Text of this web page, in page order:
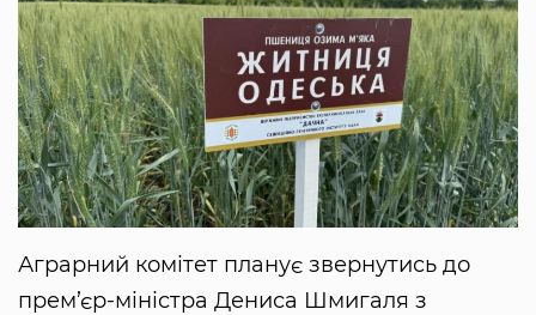
Аграрний комітет планує звернутись до
прем’єр-міністра Дениса Шмигаля з